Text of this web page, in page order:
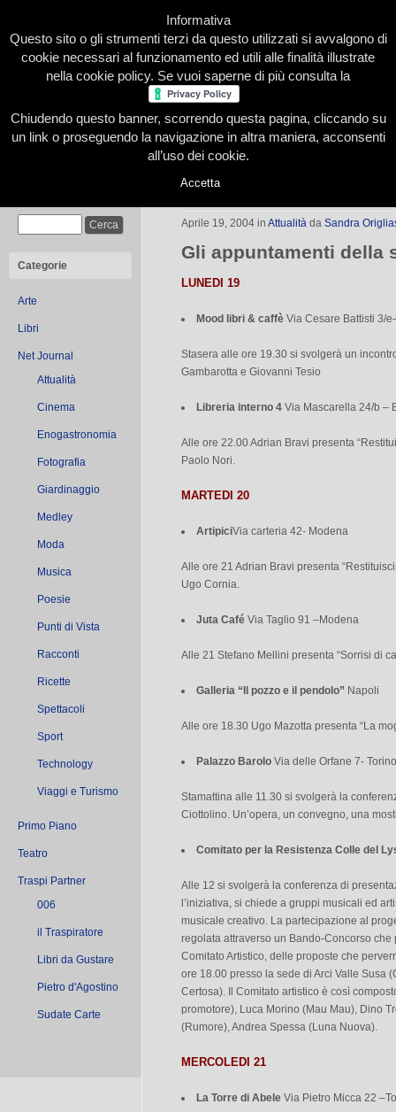
Home Presentazione Redazione Le nostre firme
Categorie
Arte
Libri
Net Journal
Attualità
Cinema
Enogastronomia
Fotografia
Giardinaggio
Medley
Moda
Musica
Poesie
Punti di Vista
Racconti
Ricette
Spettacoli
Sport
Technology
Viaggi e Turismo
Primo Piano
Teatro
Traspi Partner
006
il Traspiratore
Libri da Gustare
Pietro d'Agostino
Sudate Carte
L’angolo letterario
Aprile 19, 2004 in Attualità da Sandra
Gli appuntamenti della
LUNEDI 19
Mood libri & caffè Via Cesare Battisti 3/
Stasera alle ore 19.30 si svolgerà un
Gambarotta e Giovanni Tesio
Libreria interno 4 Via Mascarella 24/b –
Alle ore 22.00 Adrian Bravi presenta
Paolo Nori.
MARTEDI 20
ArtipiciVia carteria 42- Modena
Alle ore 21 Adrian Bravi presenta
Ugo Cornia.
Juta Café Via Taglio 91 –Modena
Alle 21 Stefano Mellini presenta “Sorrisi di
Galleria “Il pozzo e il pendolo” Napoli
Alle ore 18.30 Ugo Mazotta presenta “La
Palazzo Barolo Via delle Orfane 7- Torino
Stamattina alle 11.30 si svolgerà la
Ciottolino. Un’opera, un convegno, una
Comitato per la Resistenza Colle del
Alle 12 si svolgerà la conferenza di
l’iniziativa, si chiede a gruppi musicali ed
musicale creativo. La partecipazione al
regolata attraverso un Bando-Concorso
Comitato Artistico, delle proposte che
ore 18.00 presso la sede di Arci Valle Susa
Certosa). Il Comitato artistico è così
promotore), Luca Morino (Mau Mau), Dino
(Rumore), Andrea Spessa (Luna Nuova).
MERCOLEDI 21
La Torre di Abele Via Pietro Micca 22
Informativa
Questo sito o gli strumenti terzi da questo utilizzati si avvalgono di
cookie necessari al funzionamento ed utili alle finalità illustrate
nella cookie policy. Se vuoi saperne di più consulta la
Chiudendo questo banner, scorrendo questa pagina, cliccando su
un link o proseguendo la navigazione in altra maniera, acconsenti
all’uso dei cookie.
Accetta